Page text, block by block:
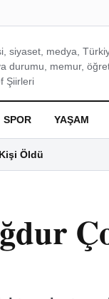
siyaset, medya,
durumu, memur,
Şiirleri
SPOR YAŞAM
Öldü